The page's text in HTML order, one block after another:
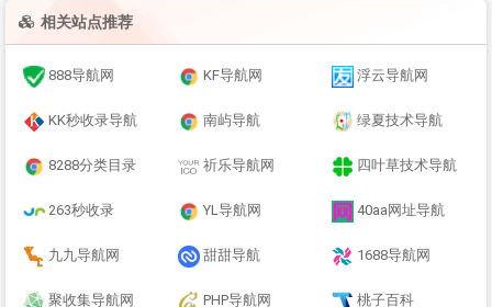
相关站点推荐
888导航网 KF导航网 浮云导航网
KK秒收录导航 南屿导航 绿夏技术导航
8288分类目录 祈乐导航网 四叶草技术导航
263秒收录 YL导航网 40aa网址导航
九九导航网 甜甜导航 1688导航网
聚收集导航网 PHP导航网 桃子百科